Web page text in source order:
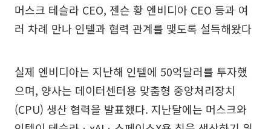
머스크 테슬라 CEO, 젠슨 황 엔비디아 CEO 등과 여
러 차례 만나 인텔과 협력 관계를 맺도록 설득해왔다
실제 엔비디아는 지난해 인텔에 50억달러를 투자했
으며, 양사는 데이터센터용 맞춤형 중앙처리장치
(CPU) 생산 협력을 발표했다. 지난달에는 머스크와